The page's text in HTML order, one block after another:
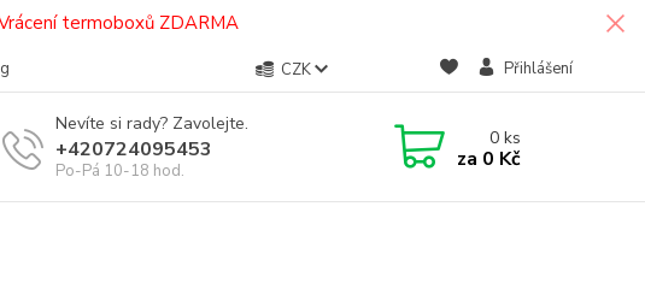
termoboxů ZDARMA
CZK Přihlášení
Nevíte si rady? Zavolejte.
+420724095453
Po-Pá 10-18 hod.
0ks
za 0 Kč